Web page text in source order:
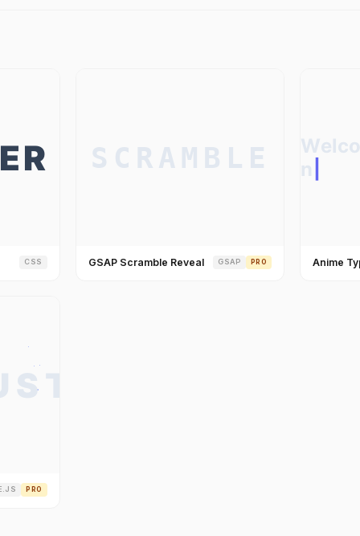
CSS GSAP Scramble Reveal GSAP PRO Anime
PRO